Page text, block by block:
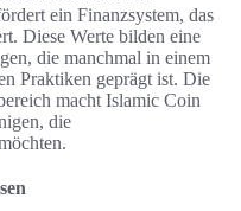
ein Finanzsystem, das
Diese Werte bilden eine
die manchmal in einem
Praktiken geprägt ist. Die
macht Islamic Coin
die